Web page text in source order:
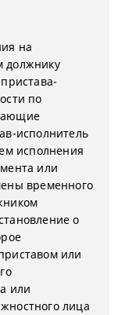
на
должнику
по
исполнитель
исполнения
или
временного
о
или
или
лица